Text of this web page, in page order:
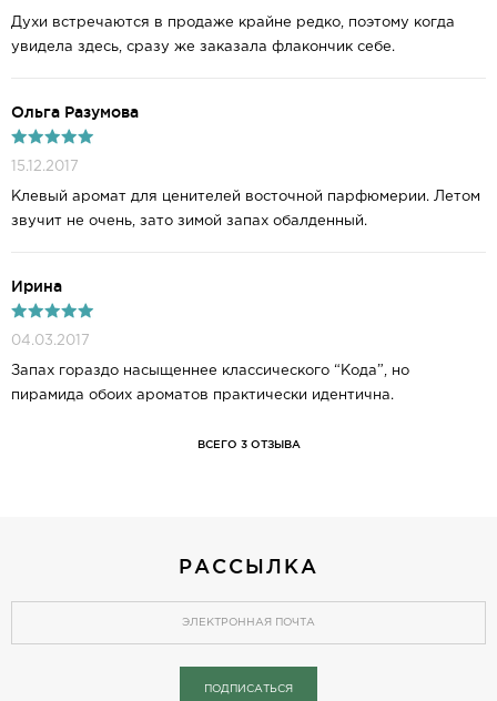
Духи встречаются в продаже крайне редко, поэтому когда
увидела здесь, сразу же заказала флакончик себе.
Ольга Разумова
15.12.2017
Клевый аромат для ценителей восточной парфюмерии. Летом
звучит не очень, зато зимой запах обалденный.
Ирина
04.03.2017
Запах гораздо насыщеннее классического “Кода”, но
пирамида обоих ароматов практически идентична.
ВСЕГО 3 ОТЗЫВА
РАССЫЛКА
ПОДПИСАТЬСЯ